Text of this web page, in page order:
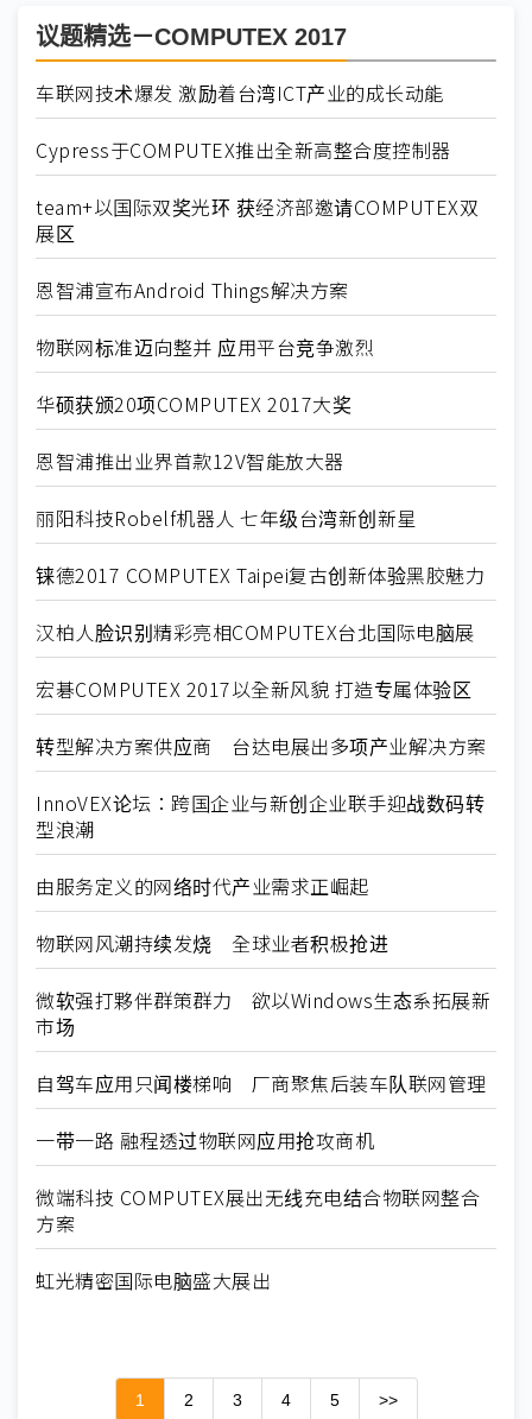
议题精选－COMPUTEX 2017
车联网技术爆发 激励着台湾ICT产业的成长动能
Cypress于COMPUTEX推出全新高整合度控制器
team+以国际双奖光环 获经济部邀请COMPUTEX双
展区
恩智浦宣布Android Things解决方案
物联网标准迈向整并 应用平台竞争激烈
华硕获颁20项COMPUTEX 2017大奖
恩智浦推出业界首款12V智能放大器
丽阳科技Robelf机器人 七年级台湾新创新星
铼德2017 COMPUTEX Taipei复古创新体验黑胶魅力
汉柏人脸识别精彩亮相COMPUTEX台北国际电脑展
宏碁COMPUTEX 2017以全新风貌 打造专属体验区
转型解决方案供应商 台达电展出多项产业解决方案
InnoVEX论坛：跨国企业与新创企业联手迎战数码转
型浪潮
由服务定义的网络时代产业需求正崛起
物联网风潮持续发烧 全球业者积极抢进
微软强打夥伴群策群力 欲以Windows生态系拓展新
市场
自驾车应用只闻楼梯响 厂商聚焦后装车队联网管理
一带一路 融程透过物联网应用抢攻商机
微端科技 COMPUTEX展出无线充电结合物联网整合
方案
虹光精密国际电脑盛大展出
1 2 3 4 5 >>